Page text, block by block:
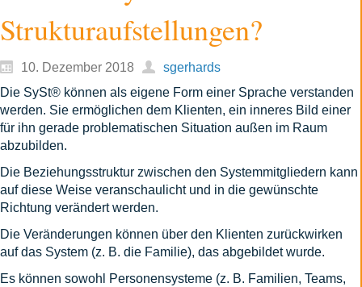
Strukturaufstellungen?
10. Dezember 2018
sgerhards
Die SySt® können als eigene Form einer Sprache verstanden
werden. Sie ermöglichen dem Klienten, ein inneres Bild einer
für ihn gerade problematischen Situation außen im Raum
abzubilden.
Die Beziehungsstruktur zwischen den Systemmitgliedern kann
auf diese Weise veranschaulicht und in die gewünschte
Richtung verändert werden.
Die Veränderungen können über den Klienten zurückwirken
auf das System (z. B. die Familie), das abgebildet wurde.
Es können sowohl Personensysteme (z. B. Familien, Teams,